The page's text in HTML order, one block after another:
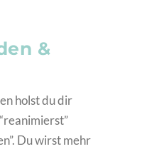
&
holst du dir
Du wirst mehr